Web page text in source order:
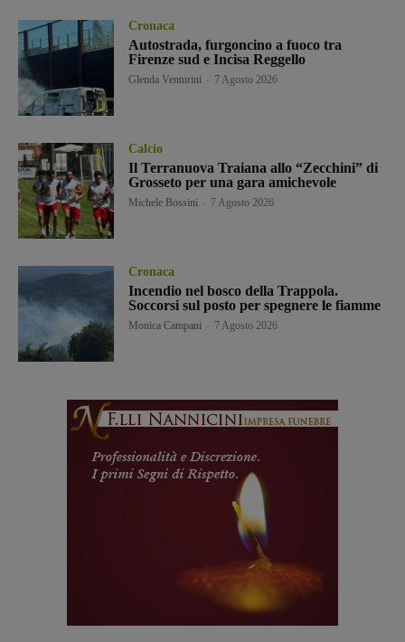
Cronaca
Autostrada, furgoncino a fuoco tra
Firenze sud e Incisa Reggello
Glenda Venturini 7 Agosto 2026
Calcio
Il Terranuova Traiana allo “Zecchini” di
Grosseto per una gara amichevole
Michele Bossini 7 Agosto 2026
Cronaca
Incendio nel bosco della Trappola.
Soccorsi sul posto per spegnere le fiamme
Monica Campani 7 Agosto 2026